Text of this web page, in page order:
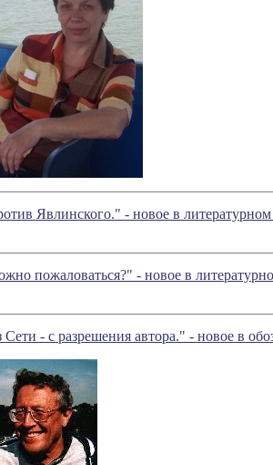
Явлинского." - новое в
пожаловаться?" - новое в
Сети - с разрешения автора." - новое в